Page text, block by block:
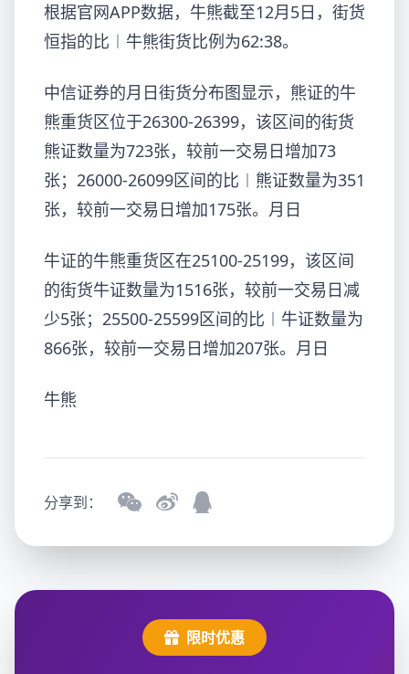
根据官网APP数据，牛熊截至12月5日，街货
恒指的比︱ 牛熊街货比例为62:38。
中信证券的月日街货分布图显示，熊证的牛
熊重货区位于26300-26399，该区间的街货
熊证数量为723张，较前一交易日增加73
张；26000-26099区间的比︱熊证数量为351
张，较前一交易日增加175张。月日
牛证的牛熊重货区在25100-25199，该区间
的街货牛证数量为1516张，较前一交易日减
少5张；25500-25599区间的比︱牛证数量为
866张，较前一交易日增加207张。月日
牛熊
分享到：
限时优惠